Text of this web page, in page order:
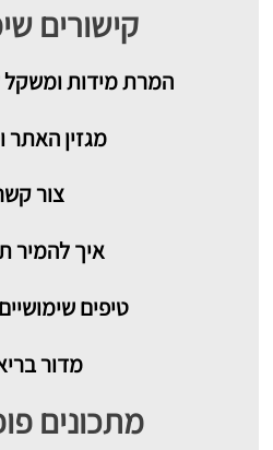
קישורים
המרת מידות ומשקל
מגזין האתר
צור
איך להמיר
טיפים
מדור
מתכונים